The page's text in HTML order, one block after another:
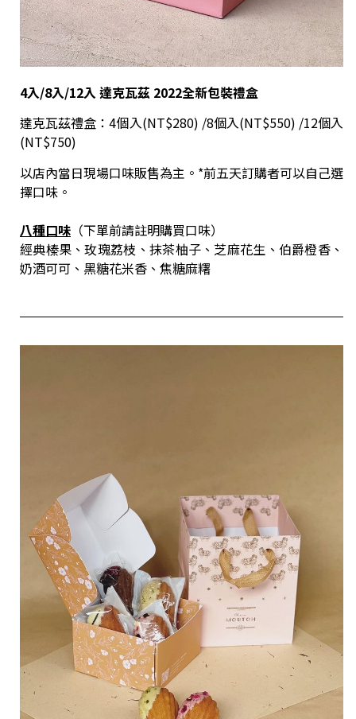
4入/8入/12入 達克瓦茲 2022全新包裝禮盒
達克瓦茲禮盒：4個入(NT$280) /8個入(NT$550) /12個入
(NT$750)
以店內當日現場口味販售為主。*前五天訂購者可以自己選
擇口味。
八種口味 （下單前請註明購買口味）
經典榛果、玫瑰荔枝、抹茶柚子、芝麻花生、伯爵橙香、
奶酒可可、黑糖花米香、焦糖麻糬